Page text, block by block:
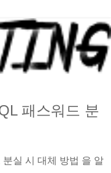
패스워드 분
실 시 대체 방법 을 알